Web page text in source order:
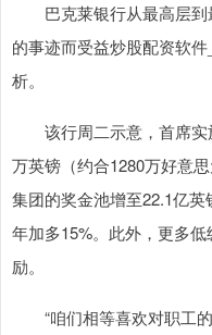
巴克莱银行从最高层到
的事迹而受益炒股配资软
析。
该行周二示意，首席实
万英镑（约合1280万好意
集团的奖金池增至22.1亿
年加多15%。此外，更多
励。
“咱们相等喜欢对职工的